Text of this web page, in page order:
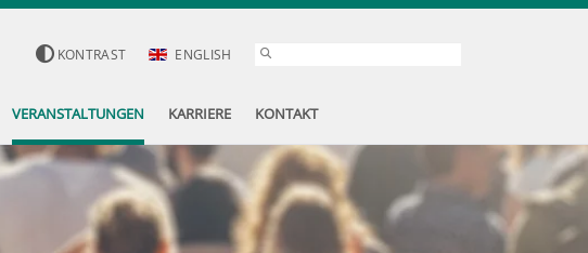
KONTRAST ENGLISH
VERANSTALTUNGEN KARRIERE KONTAKT